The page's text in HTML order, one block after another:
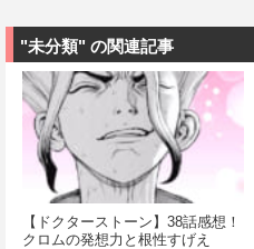
"未分類" の関連記事
【ドクターストーン】38話感想！
クロムの発想力と根性すげえ